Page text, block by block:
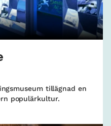
tillägnad en
populärkultur.